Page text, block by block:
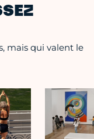
mais qui valent le